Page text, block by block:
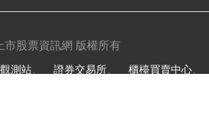
市股票資訊網 版權所有
測站、 證券交易所、 櫃檯買賣中心、